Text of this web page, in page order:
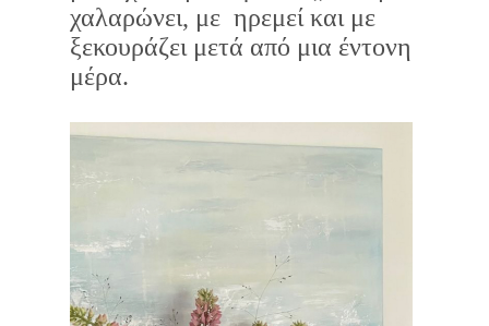
χαλαρώνει, με ηρεμεί και με
ξεκουράζει μετά από μια έντονη
μέρα.